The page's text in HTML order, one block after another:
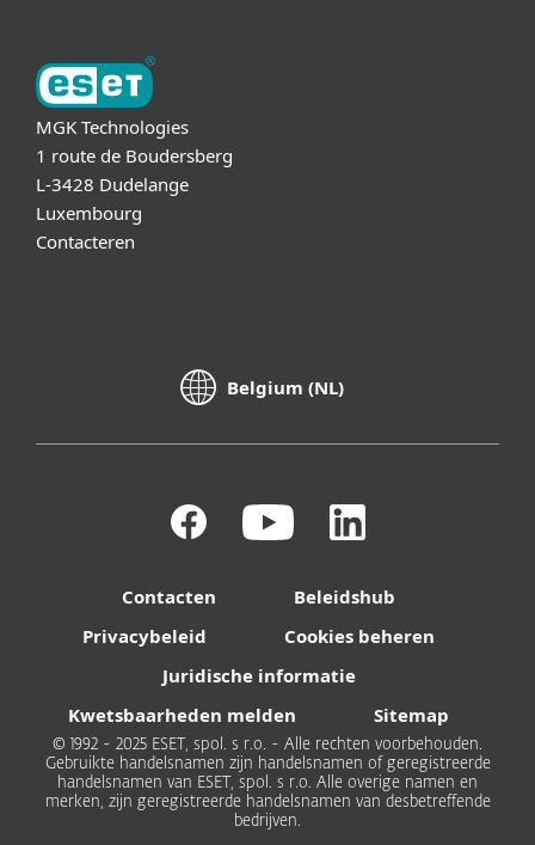
MGK Technologies
1 route de Boudersberg
L-3428 Dudelange
Luxembourg
Contacteren
Belgium (NL)
Contacten
Beleidshub
Privacybeleid
Cookies beheren
Juridische informatie
Kwetsbaarheden melden
Sitemap
© 1992 - 2025 ESET, spol. s r.o. - Alle rechten voorbehouden.
Gebruikte handelsnamen zijn handelsnamen of geregistreerde
handelsnamen van ESET, spol. s r.o. Alle overige namen en
merken, zijn geregistreerde handelsnamen van desbetreffende
bedrijven.